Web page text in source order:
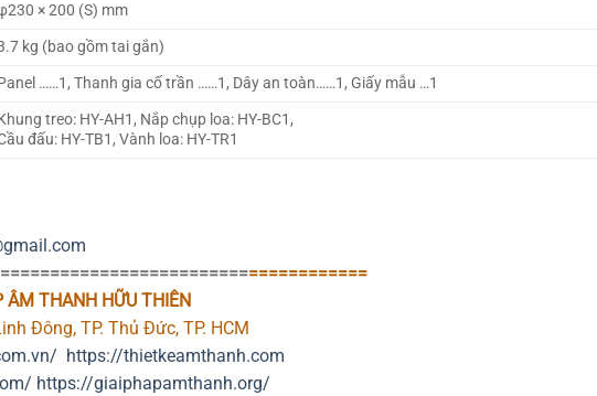
× 200 (S) mm
kg (bao gồm tai gắn)
……1, Thanh gia cố trần ……1, Dây an toàn……1, Giấy mẫu …1
treo: HY-AH1, Nắp chụp loa: HY-BC1,
đấu: HY-TB1, Vành loa: HY-TR1
============
ÂM THANH HỮU THIÊN
Đông, TP. Thủ Đức, TP. HCM
https://thietkeamthanh.com
https://giaiphapamthanh.org/